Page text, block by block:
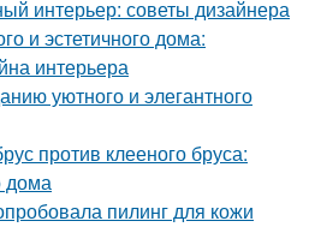
интерьер: советы дизайнера
и эстетичного дома:
интерьера
уютного и элегантного
против клееного бруса:
дома
пилинг для кожи